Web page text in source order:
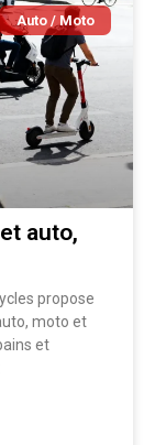
Auto / Moto
auto,
propose
moto et
et